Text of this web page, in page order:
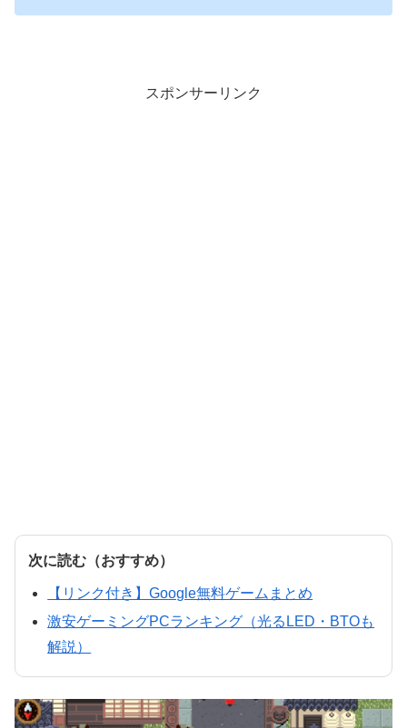
スポンサーリンク
次に読む（おすすめ）
【リンク付き】Google無料ゲームまとめ
激安ゲーミングPCランキング（光るLED・BTOも
解説）